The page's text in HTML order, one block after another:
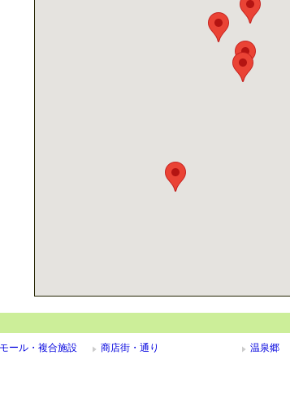
ール・複合施設 商店街・通り
温泉郷